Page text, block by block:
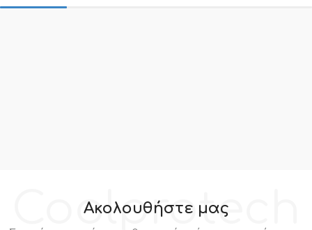
Coolprotech
Ακολουθήστε μας